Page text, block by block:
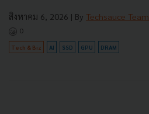
สิงหาคม 6, 2026 | By Techsauce Team
0
Tech & Biz AI SSD GPU DRAM